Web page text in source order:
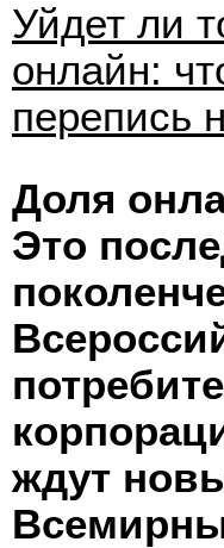
Уйдет ли
онлайн:
перепись
Доля
Это
ждут